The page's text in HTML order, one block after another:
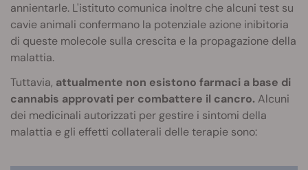
annientarle. L'istituto comunica inoltre che alcuni test su
cavie animali confermano la potenziale azione inibitoria
di queste molecole sulla crescita e la propagazione della
malattia.
Tuttavia, attualmente non esistono farmaci a base di
cannabis approvati per combattere il cancro. Alcuni
dei medicinali autorizzati per gestire i sintomi della
malattia e gli effetti collaterali delle terapie sono: